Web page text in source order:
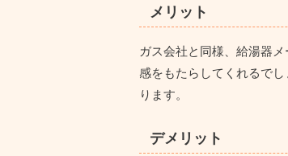
メリット
ガス会社と同様、給湯器
感をもたらしてくれるで
ります。
デメリット